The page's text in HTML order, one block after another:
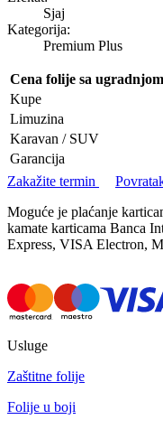
Sjaj
Kategorija:
Premium Plus
Cena folije sa ugradnjom
Kupe
Limuzina
Karavan / SUV
Garancija
Zakažite termin
Moguće je plaćanje
kamate karticama Banca
Express, VISA Electron,
Usluge
Zaštitne folije
Folije u boji